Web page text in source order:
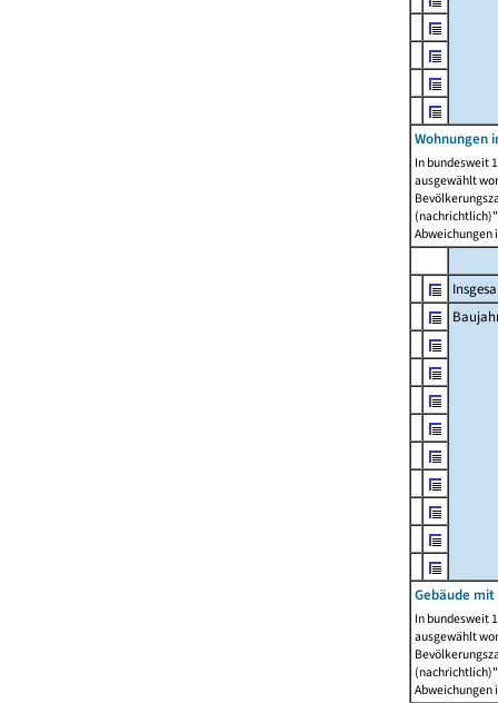
Wohnungen
In bundesweit
ausgewählt
Abweichungen
Gebäude mit
In bundesweit
ausgewählt
Abweichungen